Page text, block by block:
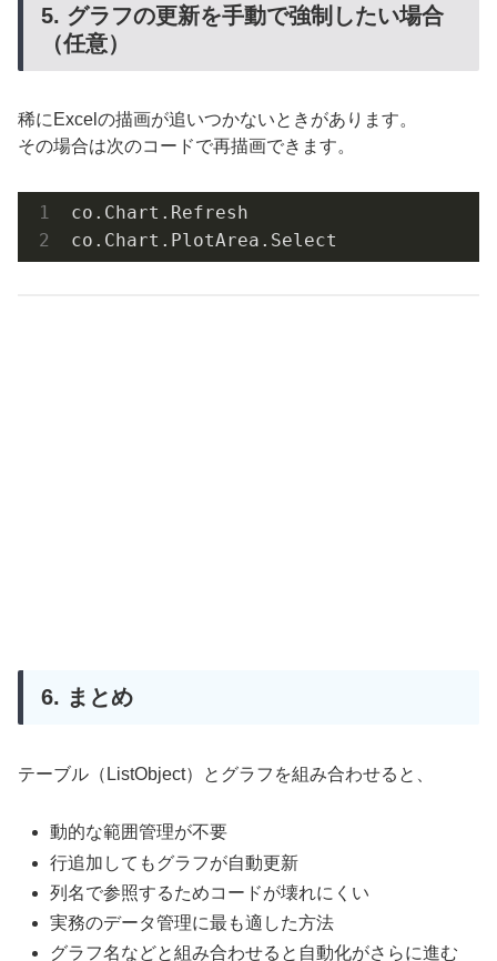
5. グラフの更新を手動で強制したい場合
（任意）
稀にExcelの描画が追いつかないときがあります。
その場合は次のコードで再描画できます。
co .Chart .Refresh
co .Chart .PlotArea .Select
6. まとめ
テーブル（ListObject）とグラフを組み合わせると、
動的な範囲管理が不要
行追加してもグラフが自動更新
列名で参照するためコードが壊れにくい
実務のデータ管理に最も適した方法
グラフ名などと組み合わせると自動化がさらに進む